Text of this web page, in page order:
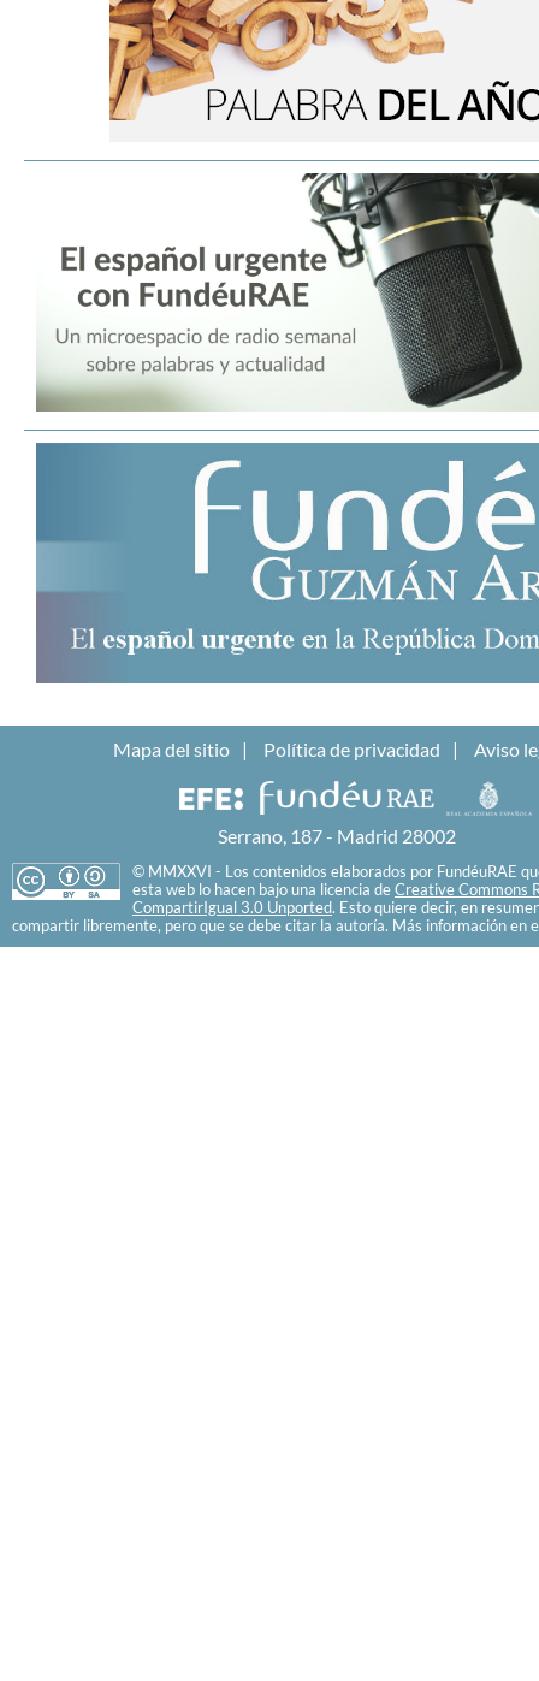
Mapa del sitio Política de privacidad Aviso
Serrano, 187 - Madrid 28002
© MMXXVI - Los contenidos elaborados por FundéuRAE
esta web lo hacen bajo una licencia de Creative Commons
CompartirIgual 3.0 Unported. Esto quiere decir, en
compartir libremente, pero que se debe citar la autoría. Más información en